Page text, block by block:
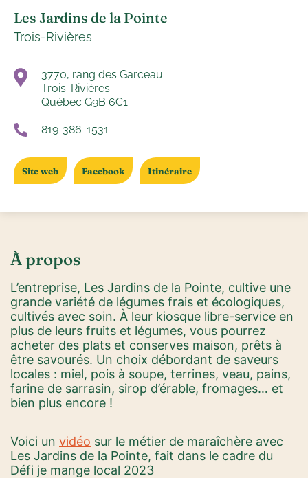
Les Jardins de la Pointe
Trois-Rivières
3770, rang des Garceau
Trois-Rivières
Québec G9B 6C1
819-386-1531
Site web Facebook Itinéraire
À propos
L’entreprise, Les Jardins de la Pointe, cultive une
grande variété de légumes frais et écologiques,
cultivés avec soin. À leur kiosque libre-service en
plus de leurs fruits et légumes, vous pourrez
acheter des plats et conserves maison, prêts à
être savourés. Un choix débordant de saveurs
locales : miel, pois à soupe, terrines, veau, pains,
farine de sarrasin, sirop d’érable, fromages… et
bien plus encore !
Voici un vidéo sur le métier de maraîchère avec
Les Jardins de la Pointe, fait dans le cadre du
Défi je mange local 2023